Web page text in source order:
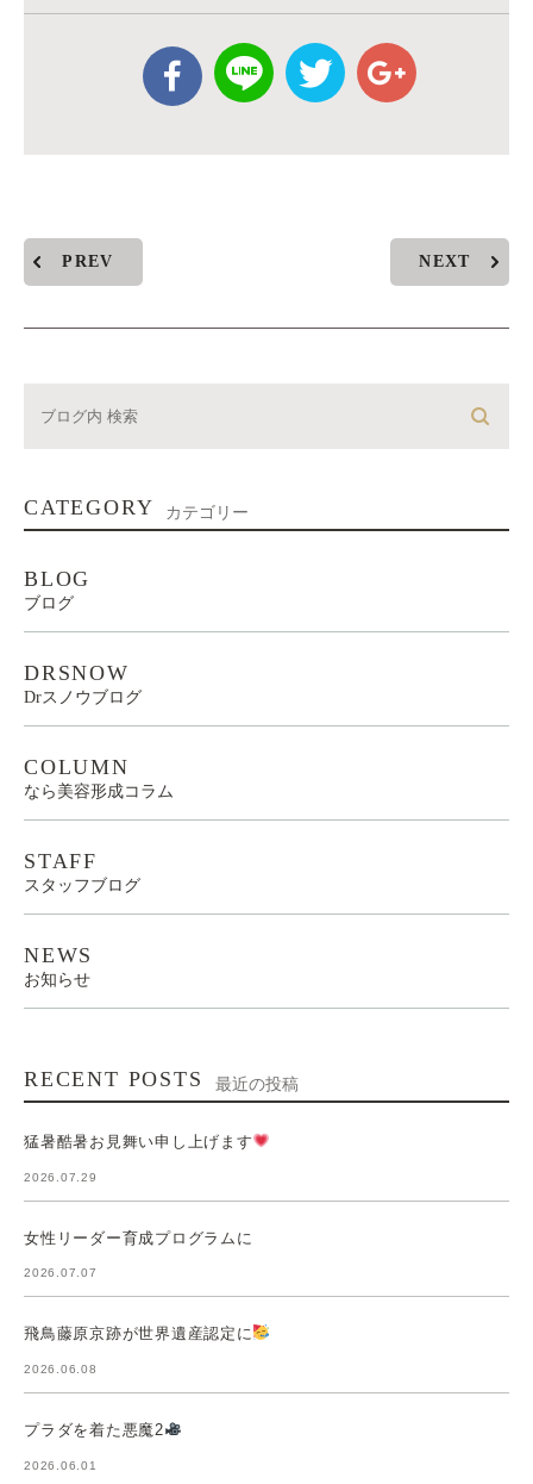
PREV NEXT
CATEGORY カテゴリー
BLOG
ブログ
DRSNOW
Drスノウブログ
COLUMN
なら美容形成コラム
STAFF
スタッフブログ
NEWS
お知らせ
RECENT POSTS 最近の投稿
猛暑酷暑お見舞い申し上げます
2026.07.29
女性リーダー育成プログラムに
2026.07.07
飛鳥藤原京跡が世界遺産認定に
2026.06.08
プラダを着た悪魔2
2026.06.01